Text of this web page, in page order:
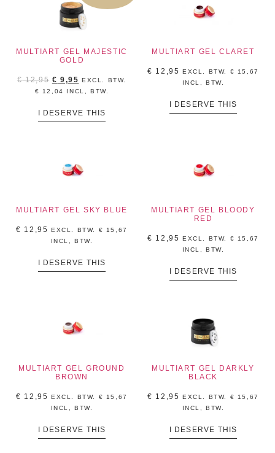
MULTIART GEL MAJESTIC
GOLD
€12,95 € 9,95 EXCL. BTW.
€
12,04 INCL, BTW.
I DESERVE THIS
MULTIART GEL CLARET
€ 12,95 EXCL. BTW. €
15,67
INCL, BTW.
I DESERVE THIS
MULTIART GEL SKY BLUE
€ 12,95 EXCL. BTW. €
15,67
INCL, BTW.
I DESERVE THIS
MULTIART GEL BLOODY
RED
€ 12,95 EXCL. BTW. €
15,67
INCL, BTW.
I DESERVE THIS
MULTIART GEL GROUND
BROWN
€ 12,95 EXCL. BTW. €
15,67
INCL, BTW.
I DESERVE THIS
MULTIART GEL DARKLY
BLACK
€ 12,95 EXCL. BTW. €
15,67
INCL, BTW.
I DESERVE THIS